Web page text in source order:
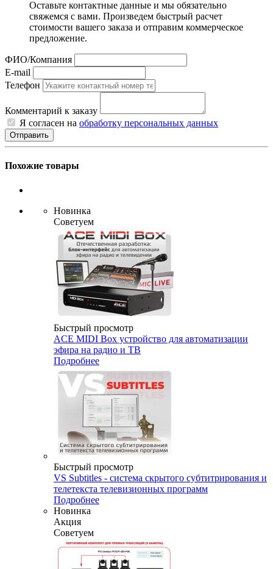
Оставьте контактные данные и мы обязательно
свяжемся с вами. Произведем быстрый расчет
стоимости вашего заказа и отправим коммерческое
предложение.
ФИО/Компания
E-mail
Телефон
Комментарий к заказу
Я согласен на обработку персональных данных
Отправить
Похожие товары
Новинка
Советуем
Быстрый просмотр
ACE MIDI Box устройство для автоматизации
эфира на радио и ТВ
Подробнее
Быстрый просмотр
VS Subtitles - система скрытого субтитрирования и
телетекста телевизионных программ
Подробнее
Новинка
Акция
Советуем